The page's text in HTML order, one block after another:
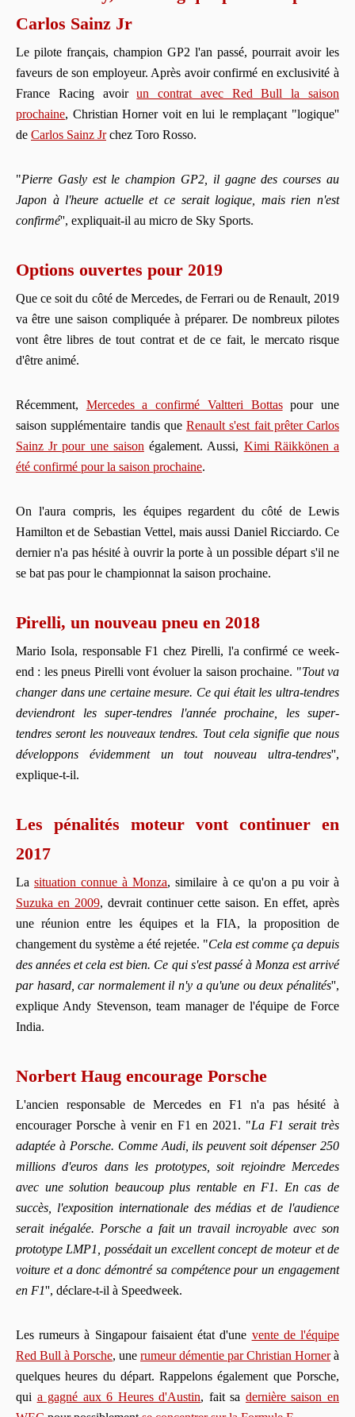
Carlos Sainz Jr
Le pilote français, champion GP2 l'an passé, pourrait avoir les
faveurs de son employeur. Après avoir confirmé en exclusivité à
France Racing avoirun contrat avec Red Bull la saison
prochaine, Christian Horner voit en lui le remplaçant "logique''
de Carlos Sainz Jrchez Toro Rosso.
"Pierre Gasly est le champion GP2, il gagne des courses au
Japon à l'heure actuelle et ce serait logique, mais rien n'est
confirmé'', expliquait-il au micro de Sky Sports.
Options ouvertes pour 2019
Que ce soit du côté de Mercedes, de Ferrari ou de Renault, 2019
va être une saison compliquée à préparer. De nombreux pilotes
vont être libres de tout contrat et de ce fait, le mercato risque
d'être animé.
Récemment, Mercedes a confirmé Valtteri Bottaspour une
saison supplémentaire tandis que Renault s'est fait prêter Carlos
Sainz Jr pour une saison également. Aussi, Kimi Räikkönen a
été confirmé pour la saison prochaine.
On l'aura compris, les équipes regardent du côté de Lewis
Hamilton et de Sebastian Vettel, mais aussi Daniel Ricciardo. Ce
dernier n'a pas hésité à ouvrir la porte à un possible départ s'il ne
se bat pas pour le championnat la saison prochaine.
Pirelli, un nouveau pneu en 2018
Mario Isola, responsable F1 chez Pirelli, l'a confirmé ce week-
end : les pneus Pirelli vont évoluer la saison prochaine. "Tout va
changer dans une certaine mesure. Ce qui était les ultra-tendres
deviendront les super-tendres l'année prochaine, les super-
tendres seront les nouveaux tendres. Tout cela signifie que nous
développons évidemment un tout nouveau ultra-tendres'',
explique-t-il.
Les pénalités moteur vont continuer en
2017
Lasituation connue à Monza, similaire à ce qu'on a pu voir à
Suzuka en 2009, devrait continuer cette saison. En effet, après
une réunion entre les équipes et la FIA, la proposition de
changement du système a été rejetée. "Cela est comme ça depuis
des années et cela est bien. Ce qui s'est passé à Monza est arrivé
par hasard, car normalement il n'y a qu'une ou deux pénalités'',
explique Andy Stevenson, team manager de l'équipe de Force
India.
Norbert Haug encourage Porsche
L'ancien responsable de Mercedes en F1 n'a pas hésité à
encourager Porsche à venir en F1 en 2021. "La F1 serait très
adaptée à Porsche. Comme Audi, ils peuvent soit dépenser 250
millions d'euros dans les prototypes, soit rejoindre Mercedes
avec une solution beaucoup plus rentable en F1. En cas de
succès, l'exposition internationale des médias et de l'audience
serait inégalée. Porsche a fait un travail incroyable avec son
prototype LMP1, possédait un excellent concept de moteur et de
voiture et a donc démontré sa compétence pour un engagement
en F1'', déclare-t-il à Speedweek.
Les rumeurs à Singapour faisaient état d'une vente de l'équipe
Red Bull à Porsche, une rumeur démentie par Christian Hornerà
quelques heures du départ. Rappelons également que Porsche,
qui a gagné aux 6 Heures d'Austin, fait sa dernière saison en